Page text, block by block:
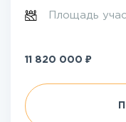
Площадь
11 820 000 ₽